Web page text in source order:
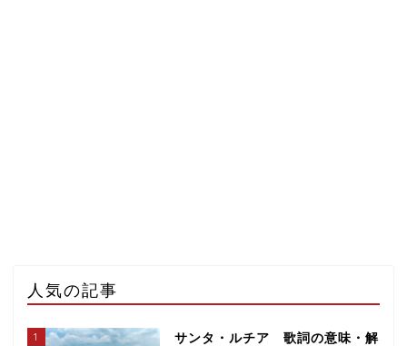
人気の記事
1
サンタ・ルチア 歌詞の意味・解